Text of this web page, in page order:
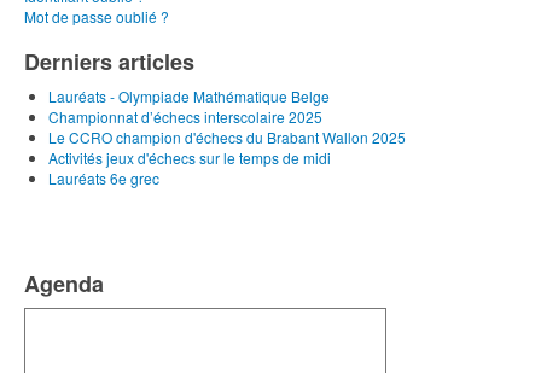
Mot de passe oublié ?
Derniers articles
Lauréats - Olympiade Mathématique Belge
Championnat d’échecs interscolaire 2025
Le CCRO champion d'échecs du Brabant Wallon 2025
Activités jeux d'échecs sur le temps de midi
Lauréats 6e grec
Agenda